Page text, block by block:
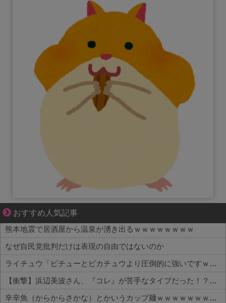
おすすめ人気記事
ぜんぶ私が中心、そう思った瞬間から歪み出す
熊本地震で居酒屋から温泉が湧き出るｗｗｗｗｗｗｗｗ
なぜ自民党批判だけは表現の自由ではないのか
ライチュウ「ピチューとピカチュウより圧倒的に強いですｗｗｗｗ」←こいつが不人気な理由
【衝撃】浜辺美波さん、『コレ』が苦手なタイプだった！？←お世話してあげたい弱男が大量沸きしてしまうw w w w w w w w w
辛辛魚（からからさかな）とかいうカップ麺ｗｗｗｗｗｗｗｗｗｗ